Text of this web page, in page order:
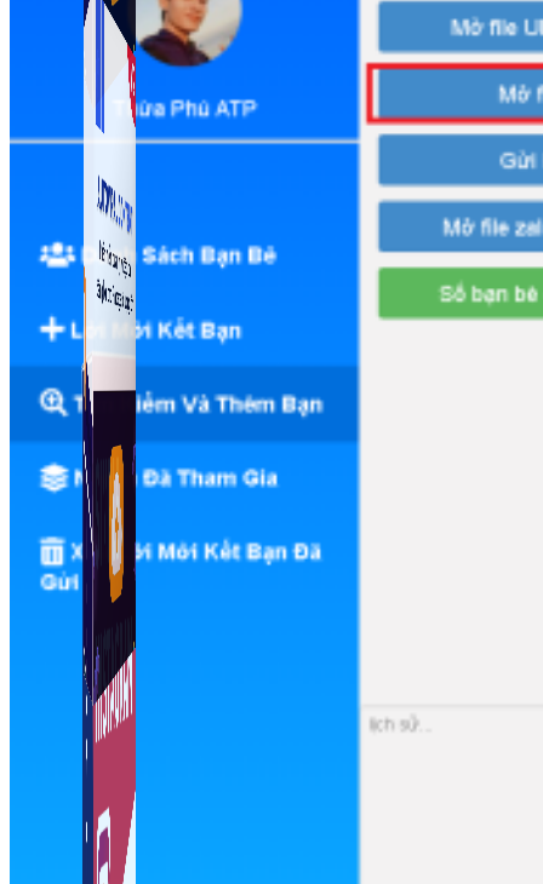
Auto Viral Content
Công cụ đặt lịch, đăng bài tự động cho hàng loạt
Fanpage.
Auto Viral Content
Công cụ đặt lịch, đăng bài tự động cho hàng loạt